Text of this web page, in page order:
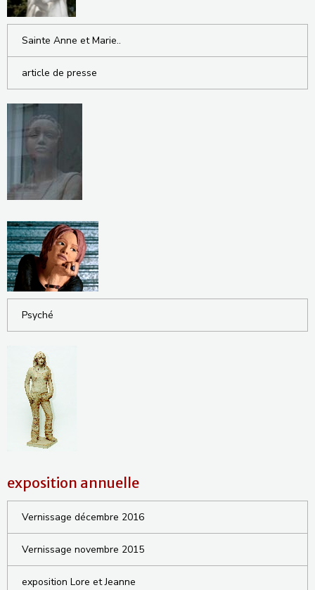
Sainte Anne et Marie..
article de presse
Psyché
exposition annuelle
Vernissage décembre 2016
Vernissage novembre 2015
exposition Lore et Jeanne